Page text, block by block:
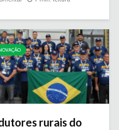
rurais do